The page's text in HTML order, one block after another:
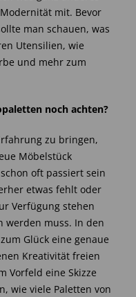
mit. Bevor
man schauen, was
Utensilien, wie
und mehr zum
noch achten?
zu bringen,
Möbelstück
oft passiert sein
etwas fehlt oder
Verfügung stehen
werden muss. In den
Glück eine genaue
Kreativität freien
Vorfeld eine Skizze
wie viele Paletten von